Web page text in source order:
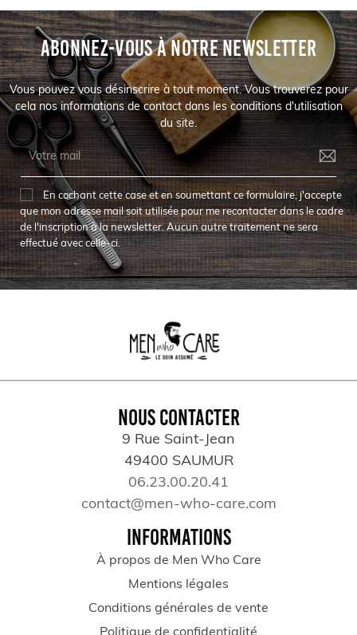
ABONNEZ-VOUS À NOTRE NEWSLETTER
Vous pouvez vous désinscrire à tout moment. Vous trouverez pour
cela nos informations de contact dans les conditions d'utilisation
du site.
En cochant cette case et en soumettant ce formulaire, j'accepte
que mon adresse mail soit utilisée pour me recontacter dans le cadre
de l'inscription à la newsletter. Aucun autre traitement ne sera
effectué avec celle-ci.
NOUS CONTACTER
9 Rue Saint-Jean
49400 SAUMUR
06.23.00.20.41
contact@men-who-care.com
INFORMATIONS
À propos de Men Who Care
Mentions légales
Conditions générales de vente